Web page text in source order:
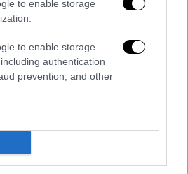
to enable storage
to enable storage
authentication
prevention, and other
κι εσείς, αλλά θα
στην εποχή του VAR
λάθη. Γι' αυτό και
στις 12.10, ενώ ο